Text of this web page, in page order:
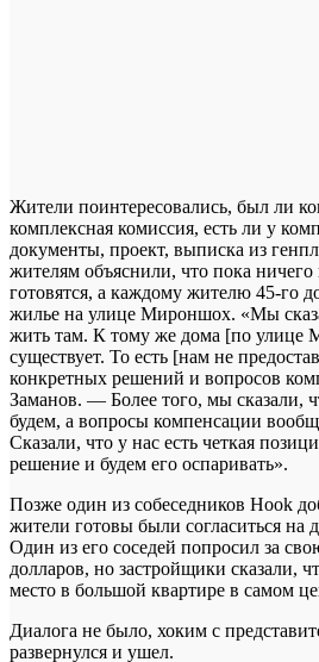
Жители поинтересовались, был ли
комплексная комиссия, есть ли у
документы, проект, выписка из
жителям объяснили, что пока
готовятся, а каждому жителю 45-го
жилье на улице Мироншох. «Мы
жить там. К тому же дома [по улице
существует. То есть [нам не
конкретных решений и вопросов
Заманов. — Более того, мы сказали,
будем, а вопросы компенсации
Сказали, что у нас есть четкая
решение и будем его оспаривать».
Позже один из собеседников Hook
жители готовы были согласиться
Один из его соседей попросил за
долларов, но застройщики сказали,
место в большой квартире в самом
Диалога не было, хоким с
развернулся и ушел.